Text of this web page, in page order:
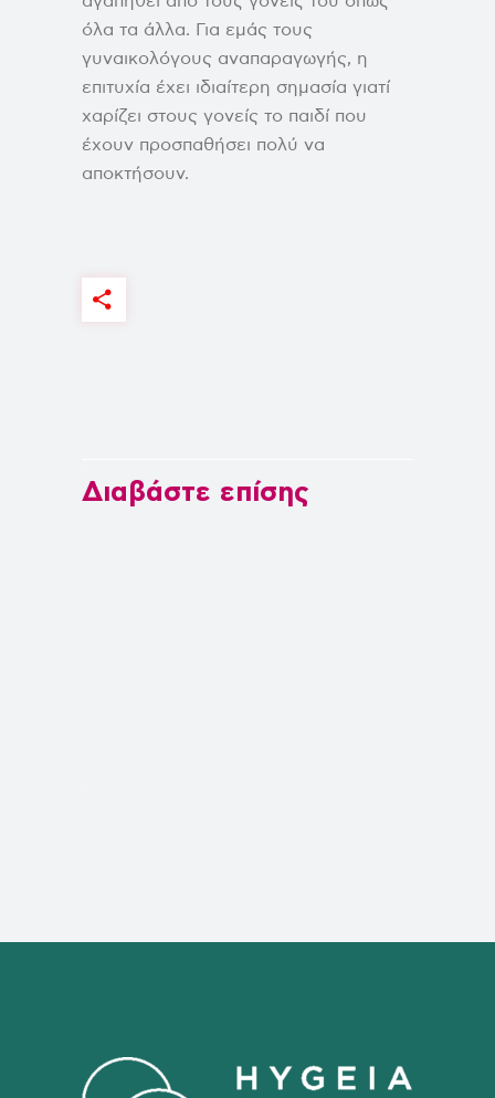
όλα τα άλλα. Για εμάς τους
γυναικολόγους αναπαραγωγής, η
επιτυχία έχει ιδιαίτερη σημασία γιατί
χαρίζει στους γονείς το παιδί που
έχουν προσπαθήσει πολύ να
αποκτήσουν.
Διαβάστε επίσης